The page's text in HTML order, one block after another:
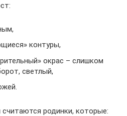
контуры,
окрас – слишком
светлый,
родинки, которые: